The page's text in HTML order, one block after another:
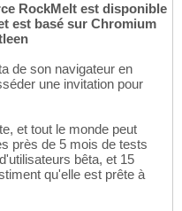
RockMelt est disponible
est basé sur Chromium
de son navigateur en
une invitation pour
et tout le monde peut
près de 5 mois de tests
bêta, et 15
qu'elle est prête à